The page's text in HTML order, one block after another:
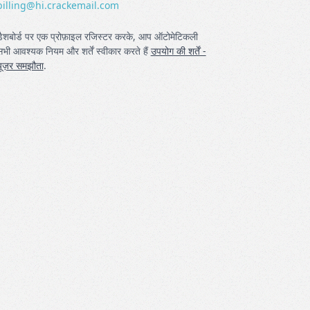
पर एक प्रोफ़ाइल रजिस्टर करके, आप ऑटोमेटिकली
आवश्यक नियम और शर्तें स्वीकार करते हैंउपयोग की शर्तें -
समझौता.